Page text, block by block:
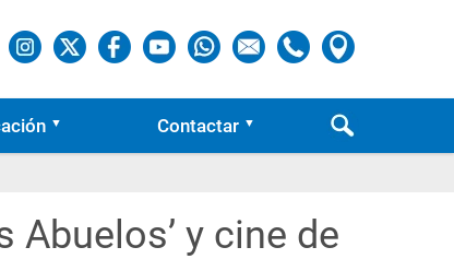
Contactar
Abuelos’ y cine de